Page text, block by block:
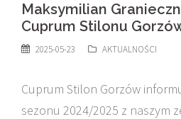
Maksymilian
Cuprum Stilonu
2025-05-23 AKTUALNOŚCI
Cuprum Stilon Gorzów
sezonu 2024/2025 z naszym